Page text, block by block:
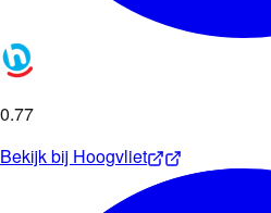
0.77
Bekijk bij Hoogvliet